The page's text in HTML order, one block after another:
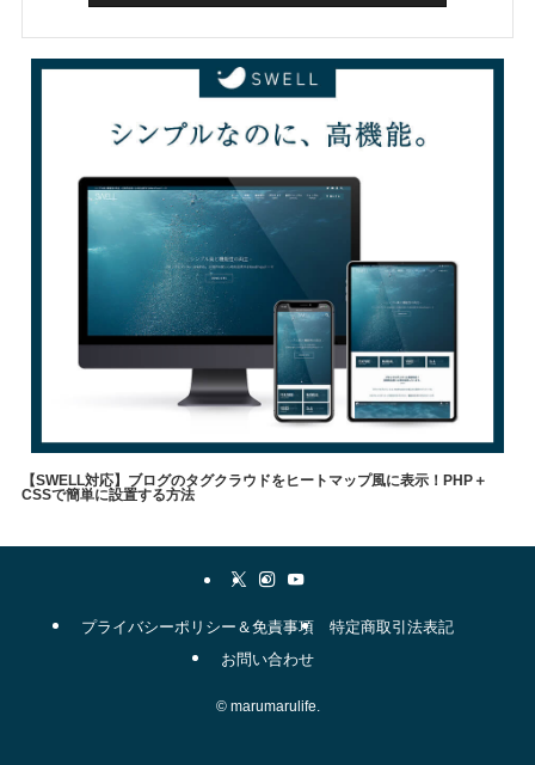
【SWELL対応】ブログのタグクラウドをヒートマップ風に表示！PHP＋
CSSで簡単に設置する方法
やりたいこと
プライバシーポリシー＆免責事項
特定商取引法表記
お問い合わせ
©marumarulife.